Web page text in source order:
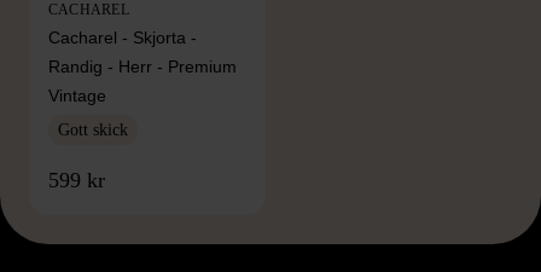
CACHAREL
Cacharel - Skjorta -
Randig - Herr - Premium
Vintage
Gott skick
599 kr